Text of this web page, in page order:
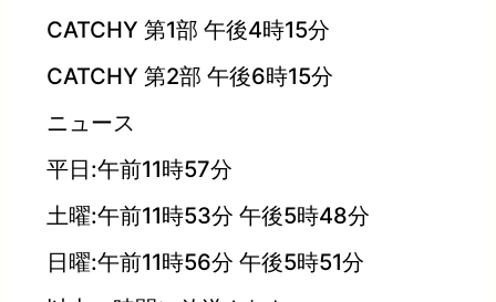
CATCHY 第1部 午後4時15分
CATCHY 第2部 午後6時15分
ニュース
平日:午前11時57分
土曜:午前11時53分 午後5時48分
日曜:午前11時56分 午後5時51分